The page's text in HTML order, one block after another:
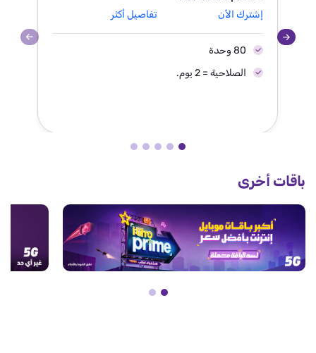
إشترك الأن
تفاصيل أكثر
80 وحدة
الصلاحية = 2 يوم.
باقات أخرى